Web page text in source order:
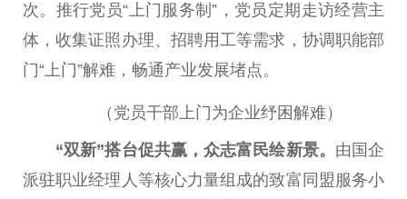
次。推行党员“上门服务制”，党员定期走访经营主
体 ，收集证照办理、招聘用工等需求，协调职能部
门“上门”解难，畅通产业发展堵点。
（党员干部上门为企业纾困解难）
“双新”搭台促共赢，众志富民绘新景。 由国企
派驻职业经理人等核心力量组成的致富 同盟服务小